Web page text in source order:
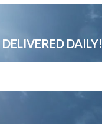
DELIVERED DAILY!